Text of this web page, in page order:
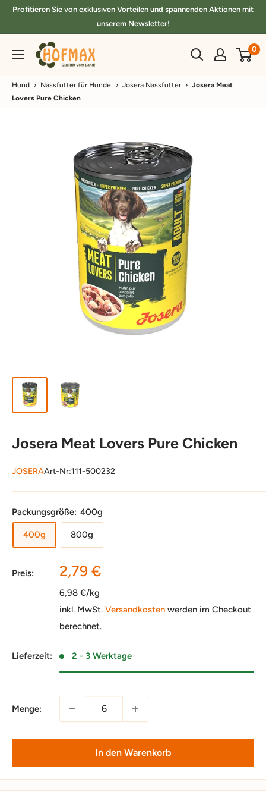
DirektProfitieren Sie von exklusiven Vorteilen und spannenden Aktionen mit
unserem Newsletter!
hofmax.de 0
Hund › Nassfutter für Hunde › Josera Nassfutter › Josera Meat
Lovers Pure Chicken
Josera Meat Lovers Pure Chicken
JOSERAArt-Nr:111-500232
Packungsgröße: 400g
400g 800g
Preis: Sonderpreis
2,79 €
6,98 €/kg
inkl. MwSt. Versandkosten werden im Checkout
berechnet.
Lieferzeit: 2 - 3 Werktage
Menge:
In den Warenkorb